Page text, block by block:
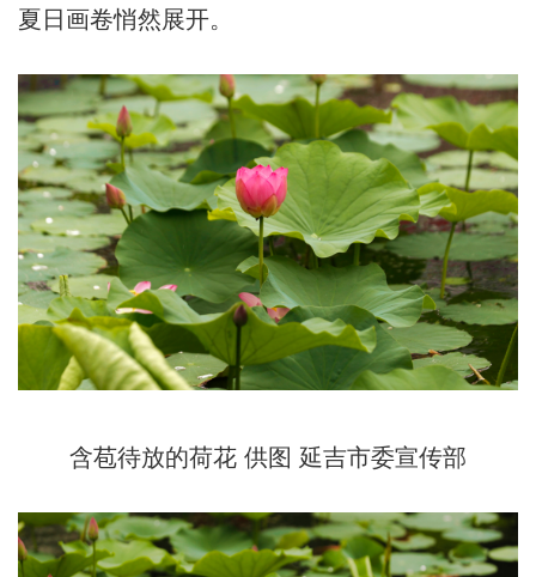
夏日画卷悄然展开。
含苞待放的荷花 供图 延吉市委宣传部